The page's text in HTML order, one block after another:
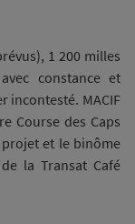
1 200 milles
constance et
incontesté. MACIF
Course des Caps
et le binôme
la Transat Café